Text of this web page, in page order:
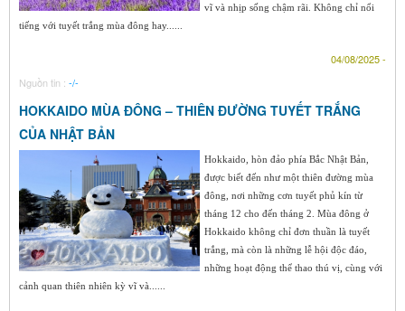
vĩ và nhịp sống chậm rãi. Không chỉ nổi
tiếng với tuyết trắng mùa đông hay......
04/08/2025 -
Nguồn tin : -/-
HOKKAIDO MÙA ĐÔNG – THIÊN ĐƯỜNG TUYẾT TRẮNG
CỦA NHẬT BẢN
Hokkaido, hòn đảo phía Bắc Nhật Bản,
được biết đến như một thiên đường mùa
đông, nơi những cơn tuyết phủ kín từ
tháng 12 cho đến tháng 2. Mùa đông ở
Hokkaido không chỉ đơn thuần là tuyết
trắng, mà còn là những lễ hội độc đáo,
những hoạt động thể thao thú vị, cùng với
cảnh quan thiên nhiên kỳ vĩ và......